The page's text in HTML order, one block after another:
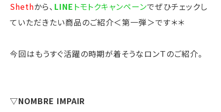
Shethから、 LINE トモトクキャンペーンでぜひチェックし
ていただきたい商品のご紹介＜第一弾＞です＊＊
今回はもうすぐ活躍の時期が着そうなロンＴのご紹介。
▽NOMBRE IMPAIR